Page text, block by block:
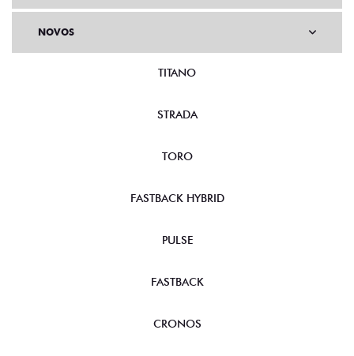
NOVOS
TITANO
STRADA
TORO
FASTBACK HYBRID
PULSE
FASTBACK
CRONOS